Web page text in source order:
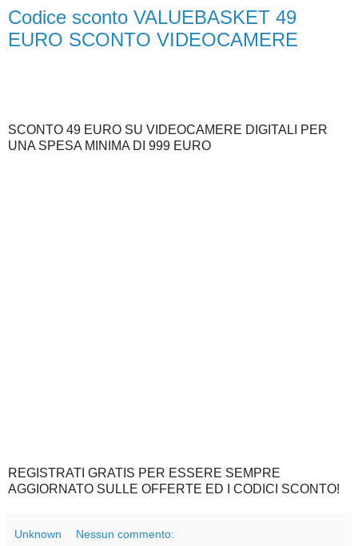
Codice sconto VALUEBASKET 49
EURO SCONTO VIDEOCAMERE
SCONTO 49 EURO SU VIDEOCAMERE DIGITALI PER
UNA SPESA MINIMA DI 999 EURO
REGISTRATI GRATIS PER ESSERE SEMPRE
AGGIORNATO SULLE OFFERTE ED I CODICI SCONTO!
Unknown Nessun commento: